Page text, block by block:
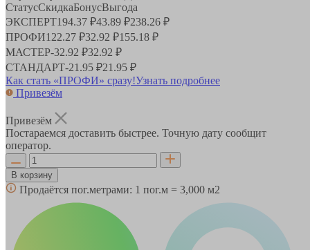
СтатусСкидкаБонусВыгода
ЭКСПЕРТ194.37 ₽43.89 ₽238.26 ₽
ПРОФИ122.27 ₽32.92 ₽155.18 ₽
МАСТЕР-32.92 ₽32.92 ₽
СТАНДАРТ-21.95 ₽21.95 ₽
Как стать «ПРОФИ» сразу!Узнать подробнее
Привезём
Привезём
Постараемся доставить быстрее. Точную дату сообщит
оператор.
В корзину
Продаётся пог.метрами: 1 пог.м = 3,000 м2